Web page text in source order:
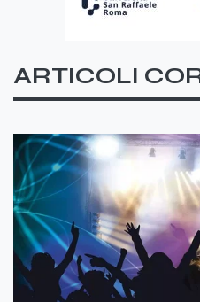
ARTICOLI